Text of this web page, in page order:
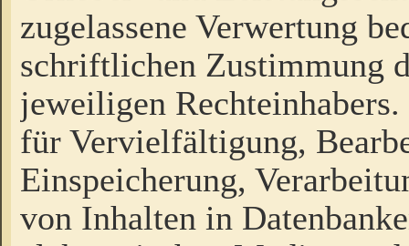
zugelassene Verwertung
schriftlichen Zustimmung
jeweiligen
für Vervielfältigung,
Einspeicherung,
von Inhalten in